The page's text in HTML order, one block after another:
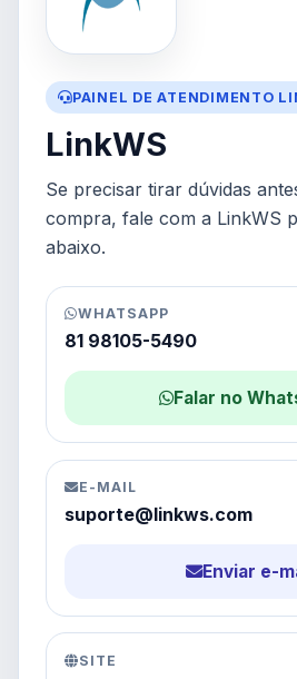
PAINEL DE ATENDIMENTO
LinkWS
Se precisar tirar dúvidas
compra, fale com a LinkWS
abaixo.
WHATSAPP
81 98105-5490
Falar no
E-MAIL
suporte@linkws.com
Enviar e-
SITE